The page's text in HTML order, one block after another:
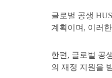
글로벌 공생
계획이며, 이러
한편, 글로벌 공
의 재정 지원을